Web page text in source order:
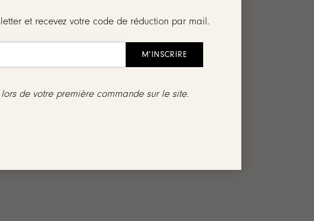
et recevez votre code de réduction par mail.
de votre première commande sur le site.
et lisse